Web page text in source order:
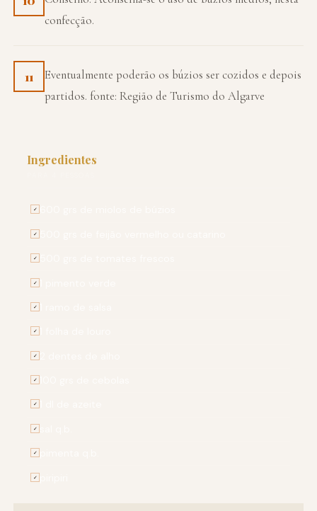
confecção.
11
Eventualmente poderão os búzios ser cozidos e depois
partidos. fonte: Região de Turismo do Algarve
Ingredientes
✓
✓
✓
✓
✓
✓
✓
✓
✓
✓
✓
✓